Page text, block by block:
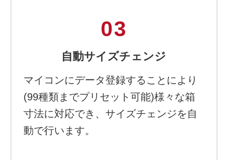
03
自動サイズチェンジ
マイコンにデータ登録することにより
(99種類までプリセット可能)様々な箱
寸法に対応でき、サイズチェンジを自
動で行います。